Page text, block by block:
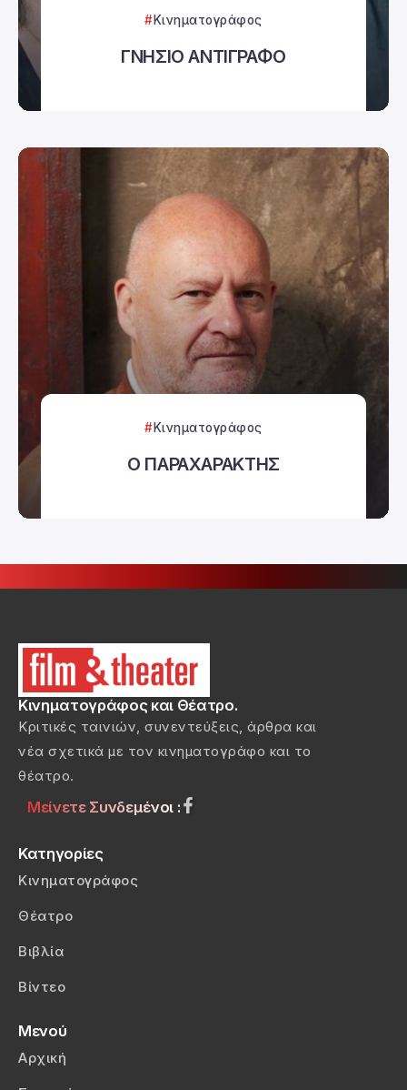
Κινηματογράφος
ΓΝΗΣΙΟ ΑΝΤΙΓΡΑΦΟ
Κινηματογράφος
Ο ΠΑΡΑΧΑΡΑΚΤΗΣ
Κινηματογράφος και Θέατρο.
Κριτικές ταινιών, συνεντεύξεις, άρθρα και
νέα σχετικά με τον κινηματογράφο και το
θέατρο.
Μείνετε Συνδεμένοι :
Κατηγορίες
Κινηματογράφος
Θέατρο
Βιβλία
Βίντεο
Μενού
Αρχική